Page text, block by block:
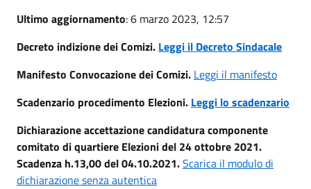
Ultimo aggiornamento: 6 marzo 2023, 12:57
Decreto indizione dei Comizi. Leggi il Decreto Sindacale
Manifesto Convocazione dei Comizi. Leggi il manifesto
Scadenzario procedimento Elezioni. Leggi lo scadenzario
Dichiarazione accettazione candidatura componente
comitato di quartiere Elezioni del 24 ottobre 2021.
Scadenza h.13,00 del 04.10.2021.Scarica il modulo di
dichiarazione senza autentica